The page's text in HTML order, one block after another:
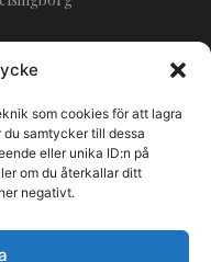
som cookies för att lagra
samtycker till dessa
eller unika ID:n på
om du återkallar ditt
negativt.